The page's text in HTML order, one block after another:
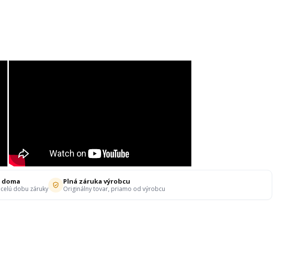
doma
dobu záruky
Plná záruka výrobcu
Originálny tovar, priamo od výrobcu